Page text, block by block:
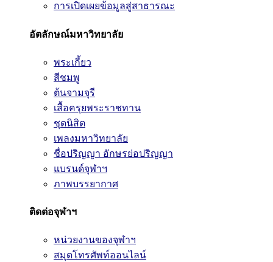
การเปิดเผยข้อมูลสู่สาธารณะ
อัตลักษณ์มหาวิทยาลัย
พระเกี้ยว
สีชมพู
ต้นจามจุรี
เสื้อครุยพระราชทาน
ชุดนิสิต
เพลงมหาวิทยาลัย
ชื่อปริญญา อักษรย่อปริญญา
แบรนด์จุฬาฯ
ภาพบรรยากาศ
ติดต่อจุฬาฯ
หน่วยงานของจุฬาฯ
สมุดโทรศัพท์ออนไลน์